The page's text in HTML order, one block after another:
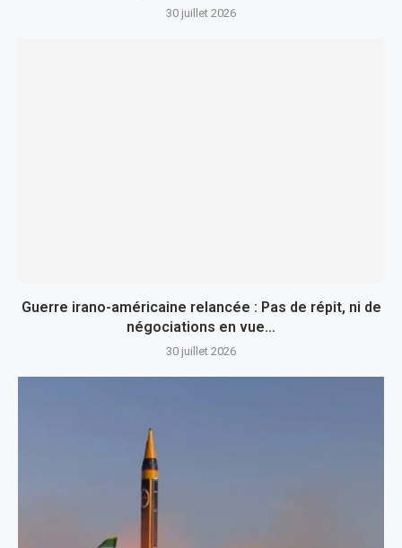
30 juillet 2026
Guerre irano-américaine relancée : Pas de répit, ni de
négociations en vue…
30 juillet 2026